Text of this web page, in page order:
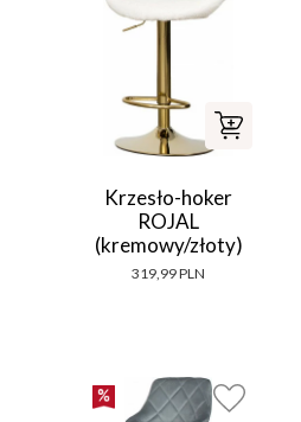
Krzesło-hoker
ROJAL
(kremowy/złoty)
319,99 PLN